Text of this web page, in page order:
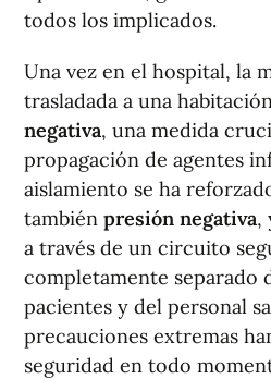
todos los implicados.
Una vez en el hospital, la
trasladada a una
negativa, una medida
propagación de agentes
aislamiento se ha
también presión negativa,
a través de un circuito
completamente separado
pacientes y del personal
precauciones extremas
seguridad en todo